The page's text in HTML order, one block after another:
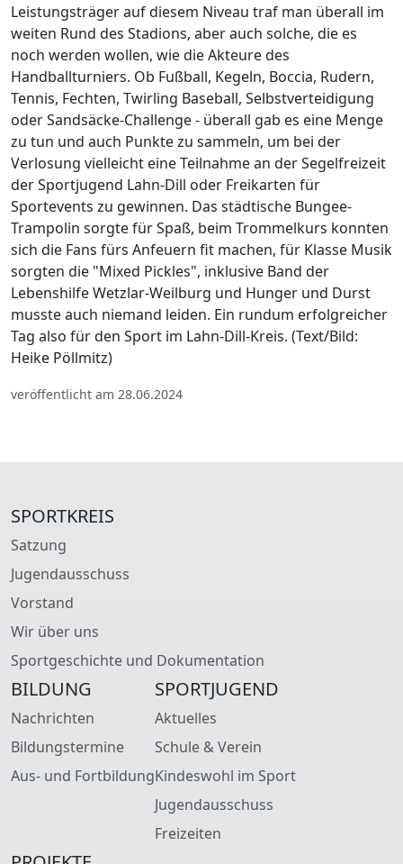
Leistungsträger auf diesem Niveau traf man überall im
weiten Rund des Stadions, aber auch solche, die es
noch werden wollen, wie die Akteure des
Handballturniers. Ob Fußball, Kegeln, Boccia, Rudern,
Tennis, Fechten, Twirling Baseball, Selbstverteidigung
oder Sandsäcke-Challenge - überall gab es eine Menge
zu tun und auch Punkte zu sammeln, um bei der
Verlosung vielleicht eine Teilnahme an der Segelfreizeit
der Sportjugend Lahn-Dill oder Freikarten für
Sportevents zu gewinnen. Das städtische Bungee-
Trampolin sorgte für Spaß, beim Trommelkurs konnten
sich die Fans fürs Anfeuern fit machen, für Klasse Musik
sorgten die "Mixed Pickles", inklusive Band der
Lebenshilfe Wetzlar-Weilburg und Hunger und Durst
musste auch niemand leiden. Ein rundum erfolgreicher
Tag also für den Sport im Lahn-Dill-Kreis. (Text/Bild:
Heike Pöllmitz)
veröffentlicht am 28.06.2024
SPORTKREIS
Satzung
Jugendausschuss
Vorstand
Wir über uns
Sportgeschichte und Dokumentation
BILDUNG
Nachrichten
Bildungstermine
Aus- und Fortbildung
SPORTJUGEND
Aktuelles
Schule & Verein
Kindeswohl im Sport
Jugendausschuss
Freizeiten